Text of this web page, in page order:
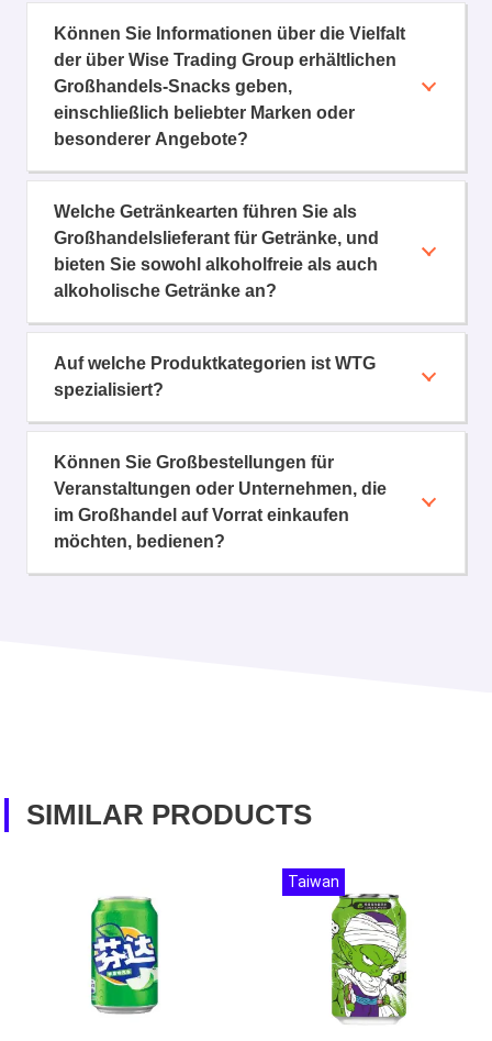
Können Sie Informationen über die Vielfalt
der über Wise Trading Group erhältlichen
Großhandels-Snacks geben,
einschließlich beliebter Marken oder
besonderer Angebote?
Welche Getränkearten führen Sie als
Großhandelslieferant für Getränke, und
bieten Sie sowohl alkoholfreie als auch
alkoholische Getränke an?
Auf welche Produktkategorien ist WTG
spezialisiert?
Können Sie Großbestellungen für
Veranstaltungen oder Unternehmen, die
im Großhandel auf Vorrat einkaufen
möchten, bedienen?
SIMILAR PRODUCTS
Taiwan